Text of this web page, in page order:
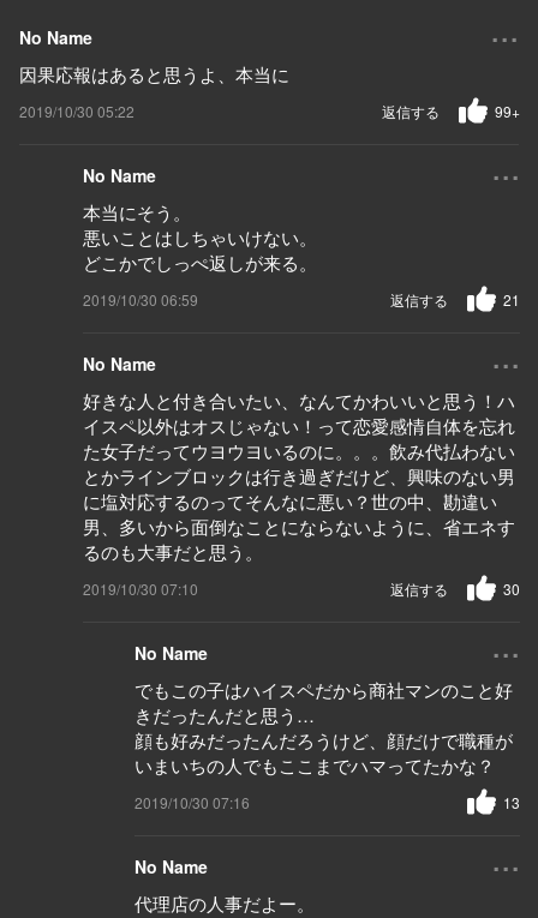
No Name ...
因果応報はあると思うよ、本当に
2019/10/30 05:22 99+
返信する
No Name ...
本当にそう。
悪いことはしちゃいけない。
どこかでしっぺ返しが来る。
2019/10/30 06:59 21
返信する
No Name ...
好きな人と付き合いたい、なんてかわいいと思う！ハ
イスペ以外はオスじゃない！って恋愛感情自体を忘れ
た女子だってウヨウヨいるのに。。。飲み代払わない
とかラインブロックは行き過ぎだけど、興味のない男
に塩対応するのってそんなに悪い？世の中、勘違い
男、多いから面倒なことにならないように、省エネす
るのも大事だと思う。
2019/10/30 07:10 30
返信する
No Name ...
でもこの子はハイスペだから商社マンのこと好
きだったんだと思う…
顔も好みだったんだろうけど、顔だけで職種が
いまいちの人でもここまでハマってたかな？
2019/10/30 07:16 13
No Name ...
代理店の人事だよー。